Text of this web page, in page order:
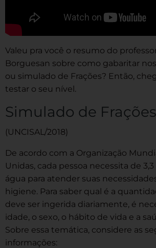
Valeu pra você o resumo do
Borguesan sobre como gabaritar
ou simulado de Frações? Então,
testar o seu nível.
Simulado de Frações
(UNCISAL/2018)
De acordo com a Organização
Unidas, cada pessoa necessita de
água para atender suas
higiene. Para saber qual é a
deve ser ingerida diariamente, é
idade, o sexo, o hábito de vida e a
Sobre essa temática, considere as
informações: